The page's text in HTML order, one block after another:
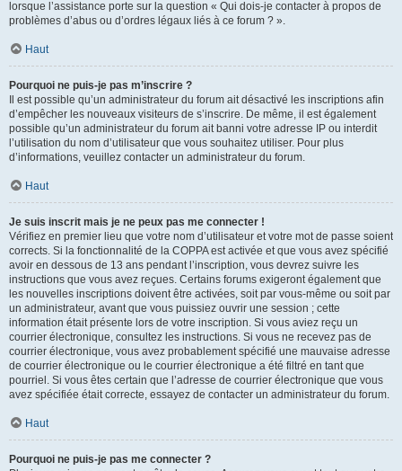
lorsque l’assistance porte sur la question « Qui dois-je contacter à propos de
problèmes d’abus ou d’ordres légaux liés à ce forum ? ».
Haut
Pourquoi ne puis-je pas m’inscrire ?
Il est possible qu’un administrateur du forum ait désactivé les inscriptions afin
d’empêcher les nouveaux visiteurs de s’inscrire. De même, il est également
possible qu’un administrateur du forum ait banni votre adresse IP ou interdit
l’utilisation du nom d’utilisateur que vous souhaitez utiliser. Pour plus
d’informations, veuillez contacter un administrateur du forum.
Haut
Je suis inscrit mais je ne peux pas me connecter !
Vérifiez en premier lieu que votre nom d’utilisateur et votre mot de passe soient
corrects. Si la fonctionnalité de la COPPA est activée et que vous avez spécifié
avoir en dessous de 13 ans pendant l’inscription, vous devrez suivre les
instructions que vous avez reçues. Certains forums exigeront également que
les nouvelles inscriptions doivent être activées, soit par vous-même ou soit par
un administrateur, avant que vous puissiez ouvrir une session ; cette
information était présente lors de votre inscription. Si vous aviez reçu un
courrier électronique, consultez les instructions. Si vous ne recevez pas de
courrier électronique, vous avez probablement spécifié une mauvaise adresse
de courrier électronique ou le courrier électronique a été filtré en tant que
pourriel. Si vous êtes certain que l’adresse de courrier électronique que vous
avez spécifiée était correcte, essayez de contacter un administrateur du forum.
Haut
Pourquoi ne puis-je pas me connecter ?